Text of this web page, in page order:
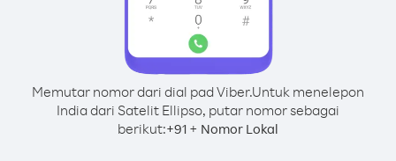
Memutar nomor dari dial pad Viber.Untuk menelepon
India dari Satelit Ellipso, putar nomor sebagai
berikut:+91 + Nomor Lokal